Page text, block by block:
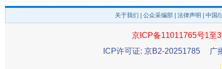
东山县通报“牛蛙产品抗生素超标问题” 法
关于我们 公众采编部 法律声明 | 中国
京ICP备11011765号1至
ICP许可证: 京B2-20251785
广